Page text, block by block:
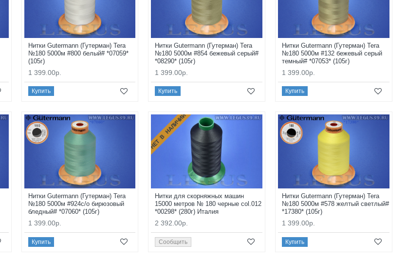
Нитки Gutermann (Гутерман) Tera
№180 5000м #800 белый# *07059*
(105г)
1 399.00р.
Купить
Нитки Gutermann (Гутерман) Tera
№180 5000м #854 бежевый серый#
*08290* (105г)
1 399.00р.
Купить
Нитки Gutermann (Гутерман) Tera
№180 5000м #132 бежевый серый
темный# *07053* (105г)
1 399.00р.
Купить
Нитки Gutermann (Гутерман) Tera
№180 5000м #924с/о бирюзовый
бледный# *07060* (105г)
1 399.00р.
Купить
НЕТ В НАЛИЧИИ
Нитки для скорняжных машин
15000 метров № 180 черные col.012
*00298* (280г) Италия
2 392.00р.
Сообщить
Нитки Gutermann (Гутерман) Tera
№180 5000м #578 желтый светлый#
*17380* (105г)
1 399.00р.
Купить